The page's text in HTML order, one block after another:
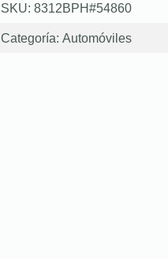
SKU: 8312BPH#54860
Categoría: Automóviles